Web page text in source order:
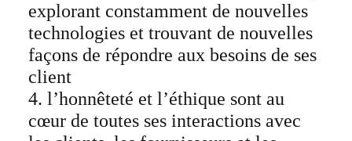
explorant constamment de nouvelles
technologies et trouvant de nouvelles
façons de répondre aux besoins de ses
client
4. l’honnêteté et l’éthique sont au
cœur de toutes ses interactions avec